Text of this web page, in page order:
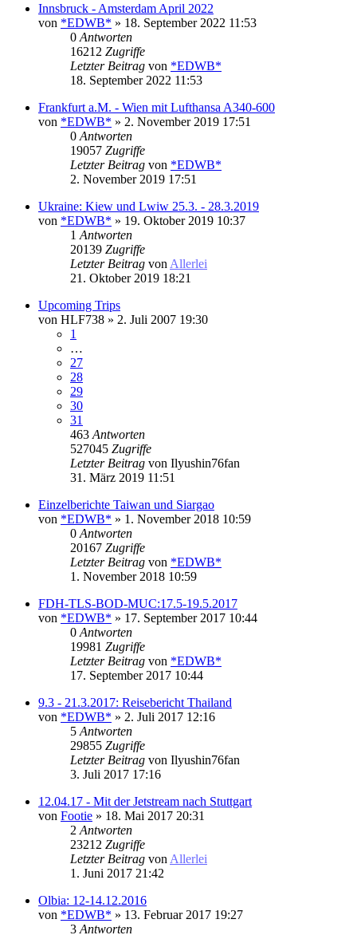
Innsbruck - Amsterdam April 2022
von *EDWB* » 18. September 2022 11:53
0 Antworten
16212 Zugriffe
Letzter Beitrag von *EDWB*
18. September 2022 11:53
Frankfurt a.M. - Wien mit Lufthansa A340-600
von *EDWB* » 2. November 2019 17:51
0 Antworten
19057 Zugriffe
Letzter Beitrag von *EDWB*
2. November 2019 17:51
Ukraine: Kiew und Lwiw 25.3. - 28.3.2019
von *EDWB* » 19. Oktober 2019 10:37
1 Antworten
20139 Zugriffe
Letzter Beitrag von Allerlei
21. Oktober 2019 18:21
Upcoming Trips
von HLF738 » 2. Juli 2007 19:30
1
…
27
28
29
30
31
463 Antworten
527045 Zugriffe
Letzter Beitrag von Ilyushin76fan
31. März 2019 11:51
Einzelberichte Taiwan und Siargao
von *EDWB* » 1. November 2018 10:59
0 Antworten
20167 Zugriffe
Letzter Beitrag von *EDWB*
1. November 2018 10:59
FDH-TLS-BOD-MUC:17.5-19.5.2017
von *EDWB* » 17. September 2017 10:44
0 Antworten
19981 Zugriffe
Letzter Beitrag von *EDWB*
17. September 2017 10:44
9.3 - 21.3.2017: Reisebericht Thailand
von *EDWB* » 2. Juli 2017 12:16
5 Antworten
29855 Zugriffe
Letzter Beitrag von Ilyushin76fan
3. Juli 2017 17:16
12.04.17 - Mit der Jetstream nach Stuttgart
von Footie » 18. Mai 2017 20:31
2 Antworten
23212 Zugriffe
Letzter Beitrag von Allerlei
1. Juni 2017 21:42
Olbia: 12-14.12.2016
von *EDWB* » 13. Februar 2017 19:27
3 Antworten